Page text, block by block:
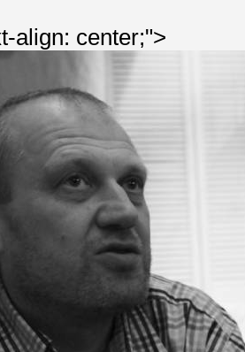
align: center;">